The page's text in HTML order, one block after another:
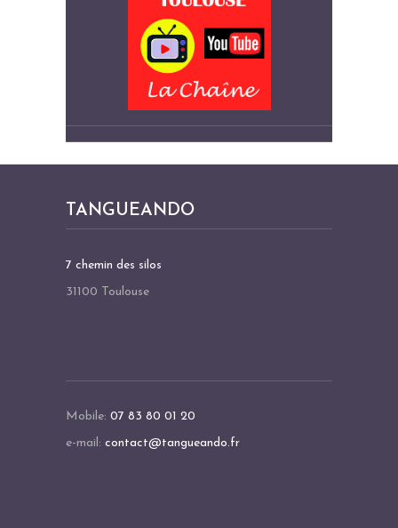
TANGUEANDO
7 chemin des silos
31100 Toulouse
Mobile: 07 83 80 01 20
e-mail: contact@tangueando.fr